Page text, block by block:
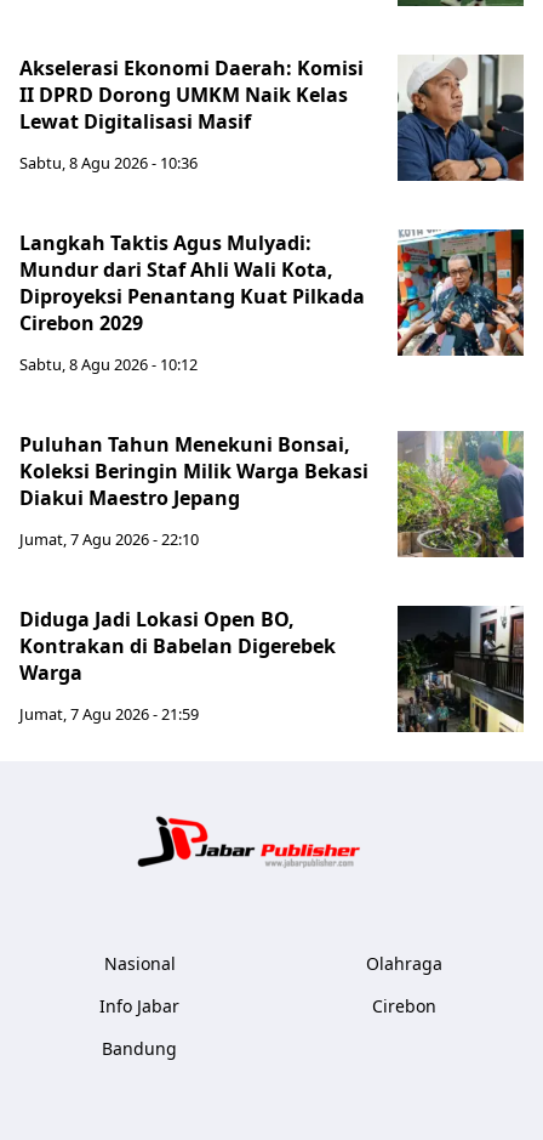
Akselerasi Ekonomi Daerah: Komisi
II DPRD Dorong UMKM Naik Kelas
Lewat Digitalisasi Masif
Sabtu, 8 Agu 2026 - 10:36
Langkah Taktis Agus Mulyadi:
Mundur dari Staf Ahli Wali Kota,
Diproyeksi Penantang Kuat Pilkada
Cirebon 2029
Sabtu, 8 Agu 2026 - 10:12
Puluhan Tahun Menekuni Bonsai,
Koleksi Beringin Milik Warga Bekasi
Diakui Maestro Jepang
Jumat, 7 Agu 2026 - 22:10
Diduga Jadi Lokasi Open BO,
Kontrakan di Babelan Digerebek
Warga
Jumat, 7 Agu 2026 - 21:59
Nasional
Info Jabar
Bandung
Olahraga
Cirebon